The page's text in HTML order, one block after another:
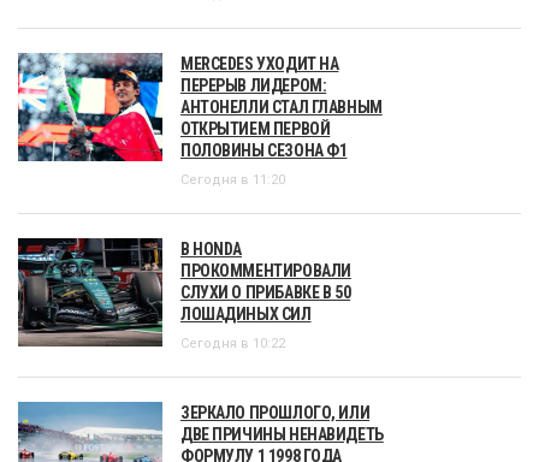
MERCEDES УХОДИТ НА
ПЕРЕРЫВ ЛИДЕРОМ:
АНТОНЕЛЛИ СТАЛ ГЛАВНЫМ
ОТКРЫТИЕМ ПЕРВОЙ
ПОЛОВИНЫ СЕЗОНА Ф1
Сегодня в 11:20
В HONDA
ПРОКОММЕНТИРОВАЛИ
СЛУХИ О ПРИБАВКЕ В 50
ЛОШАДИНЫХ СИЛ
Сегодня в 10:22
ЗЕРКАЛО ПРОШЛОГО, ИЛИ
ДВЕ ПРИЧИНЫ НЕНАВИДЕТЬ
ФОРМУЛУ 1 1998 ГОДА